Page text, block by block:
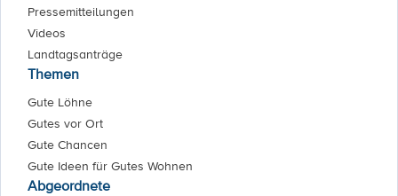
Pressemitteilungen
Videos
Landtagsanträge
Themen
Gute Löhne
Gutes vor Ort
Gute Chancen
Gute Ideen für Gutes Wohnen
Abgeordnete